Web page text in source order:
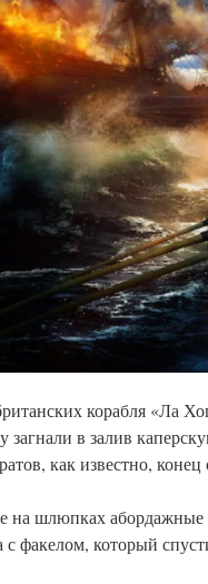
корабля «Ла
загнали в залив
как известно,
шлюпках абордажные
с факелом, который